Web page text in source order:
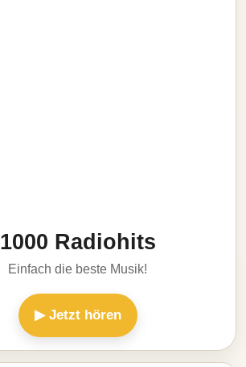
1000 Radiohits
Einfach die beste Musik!
▶ Jetzt hören